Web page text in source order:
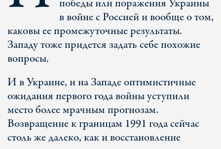
победы или поражения Украины
в войне с Россией и вообще о том,
каковы ее промежуточные результаты.
Западу тоже придется задать себе похожие
вопросы.
И в Украине, и на Западе оптимистичные
ожидания первого года войны уступили
место более мрачным прогнозам.
Возвращение к границам 1991 года сейчас
столь же далеко, как и восстановление